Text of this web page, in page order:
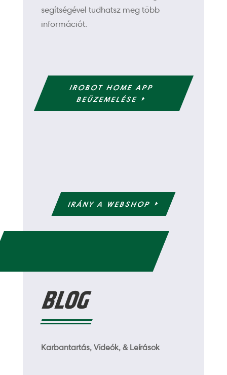
segítségével tudhatsz meg több
információt.
IROBOT HOME APP
BEÜZEMELÉSE
IRÁNY A WEBSHOP
BLOG
Karbantartás, Videók, & Leírások